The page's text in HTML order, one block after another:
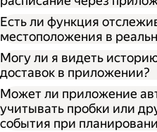
Есть ли функция
местоположения в
Могу ли я видеть
доставок в приложении?
Может ли приложение
учитывать пробки или
события при